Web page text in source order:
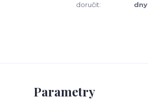
doručit:
dny
Parametry